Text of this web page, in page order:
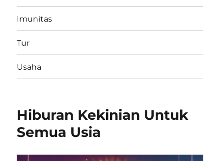
Imunitas
Tur
Usaha
Hiburan Kekinian Untuk
Semua Usia